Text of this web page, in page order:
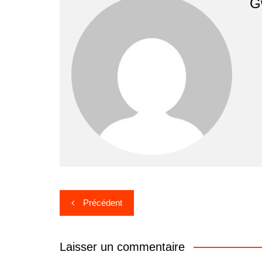
Navigation
de
l’article
Précédent
Laisser un commentaire